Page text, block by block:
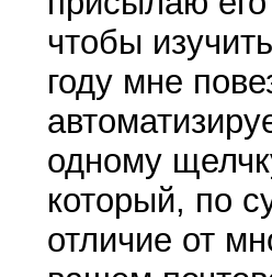
чтобы
году мне
одному
который, по
отличие от